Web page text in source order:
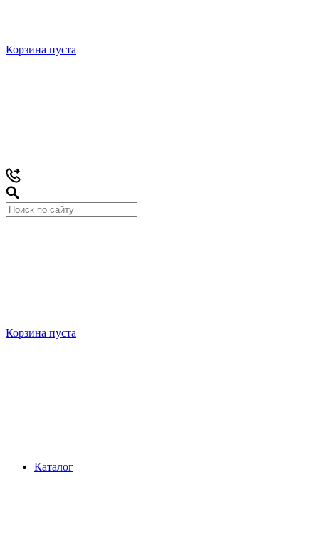
Корзина пуста
Корзина пуста
Каталог